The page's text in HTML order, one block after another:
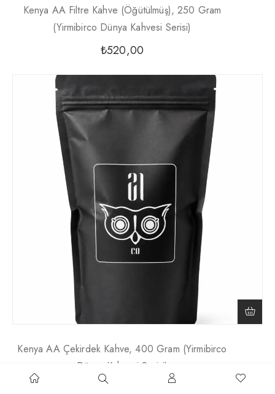
Kenya AA Filtre Kahve (Öğütülmüş), 250 Gram
(Yirmibirco Dünya Kahvesi Serisi)
₺520,00
Kenya AA Çekirdek Kahve, 400 Gram (Yirmibirco
Dünya Kahvesi Serisi)
800,00